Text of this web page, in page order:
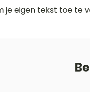
je eigen tekst toe te